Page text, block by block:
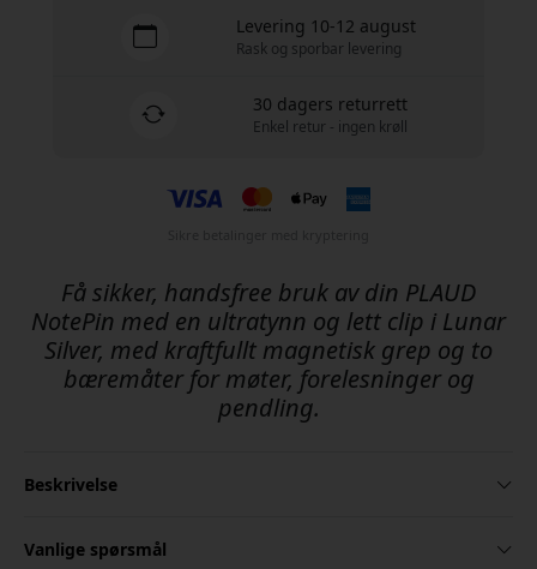
Levering 10-12 august
Rask og sporbar levering
30 dagers returrett
Enkel retur - ingen krøll
Få sikker, handsfree bruk av din PLAUD
NotePin med en ultratynn og lett clip i Lunar
Silver, med kraftfullt magnetisk grep og to
bæremåter for møter, forelesninger og
pendling.
Beskrivelse
Vanlige spørsmål